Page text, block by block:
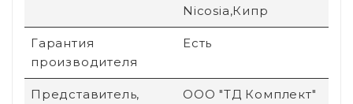
Nicosia,Кипр
Гарантия
производителя
Есть
Представитель,
ООО "ТД Комплект"